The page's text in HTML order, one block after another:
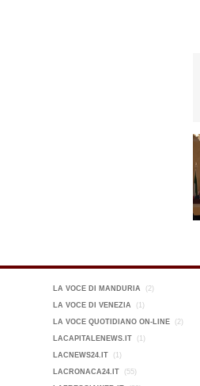
LA VOCE DI MANDURIA (2)
LA VOCE DI VENEZIA (1)
LA VOCE QUOTIDIANO ON-LINE (2)
LACAPITALENEWS.IT (1)
LACNEWS24.IT (1)
LACRONACA24.IT (55)